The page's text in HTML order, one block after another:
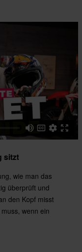
310 x 390 x 255 mm
M
315 x 390 x 255 mm
XS
295 x 360 x 235 mm
XL
335 x 405 x 285 mm
sitzt
wie man das
überprüft und
den Kopf misst
wenn ein